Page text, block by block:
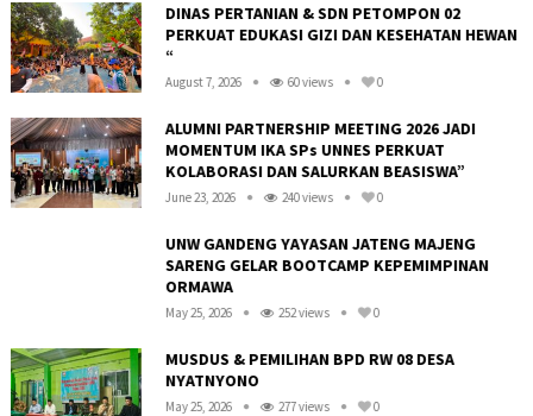
DINAS PERTANIAN & SDN PETOMPON 02
PERKUAT EDUKASI GIZI DAN KESEHATAN HEWAN
“
August 7, 2026 60 views 0
ALUMNI PARTNERSHIP MEETING 2026 JADI
MOMENTUM IKA SPs UNNES PERKUAT
KOLABORASI DAN SALURKAN BEASISWA”
June 23, 2026 240 views 0
UNW GANDENG YAYASAN JATENG MAJENG
SARENG GELAR BOOTCAMP KEPEMIMPINAN
ORMAWA
May 25, 2026 252 views 0
MUSDUS & PEMILIHAN BPD RW 08 DESA
NYATNYONO
May 25, 2026 277 views 0